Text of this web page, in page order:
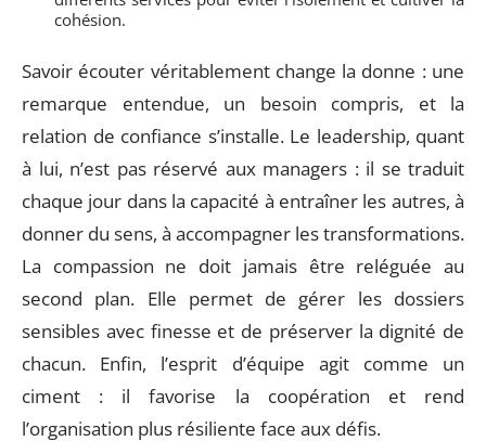
cohésion.
Savoir écouter véritablement change la donne : une
remarque entendue, un besoin compris, et la
relation de confiance s’installe. Le leadership, quant
à lui, n’est pas réservé aux managers : il se traduit
chaque jour dans la capacité à entraîner les autres, à
donner du sens, à accompagner les transformations.
La compassion ne doit jamais être reléguée au
second plan. Elle permet de gérer les dossiers
sensibles avec finesse et de préserver la dignité de
chacun. Enfin, l’esprit d’équipe agit comme un
ciment : il favorise la coopération et rend
l’organisation plus résiliente face aux défis.